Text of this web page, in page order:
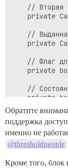
// Вторая
private
//
private
// Флаг
private
//
private
//
private
//
public
Обратите
поддержка
именно не
@thresholdpeople
Кроме того, блок